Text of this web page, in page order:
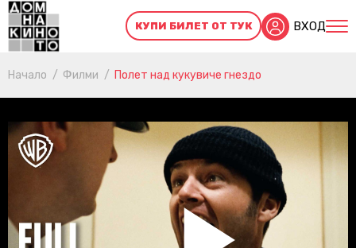
КУПИ БИЛЕТ ОТ ТУК ВХОД
Начало Филми Полет над кукувиче гнездо